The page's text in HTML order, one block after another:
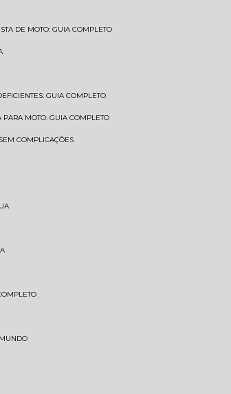
DE MOTO: GUIA COMPLETO
GUIA COMPLETO
PARA MOTO: GUIA COMPLETO
COMPLICAÇÕES